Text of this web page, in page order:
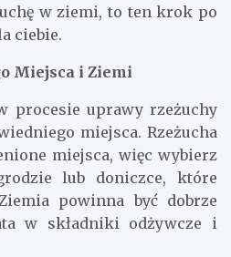
w ziemi, to ten krok po
ciebie.
Miejsca i Ziemi
procesie uprawy rzeżuchy
miejsca. Rzeżucha
miejsca, więc wybierz
lub doniczce, które
powinna być dobrze
w składniki odżywcze i